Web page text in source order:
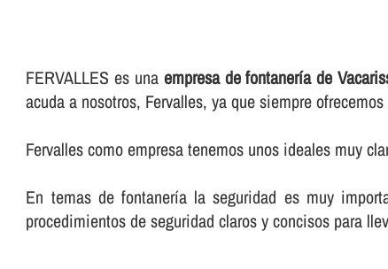
FERVALLES es una empresa de fontanerí­a de
acuda a nosotros, Fervalles, ya que siempre
Fervalles como empresa tenemos unos ideales muy
En temas de fontanerí­a la seguridad es muy
procedimientos de seguridad claros y concisos para